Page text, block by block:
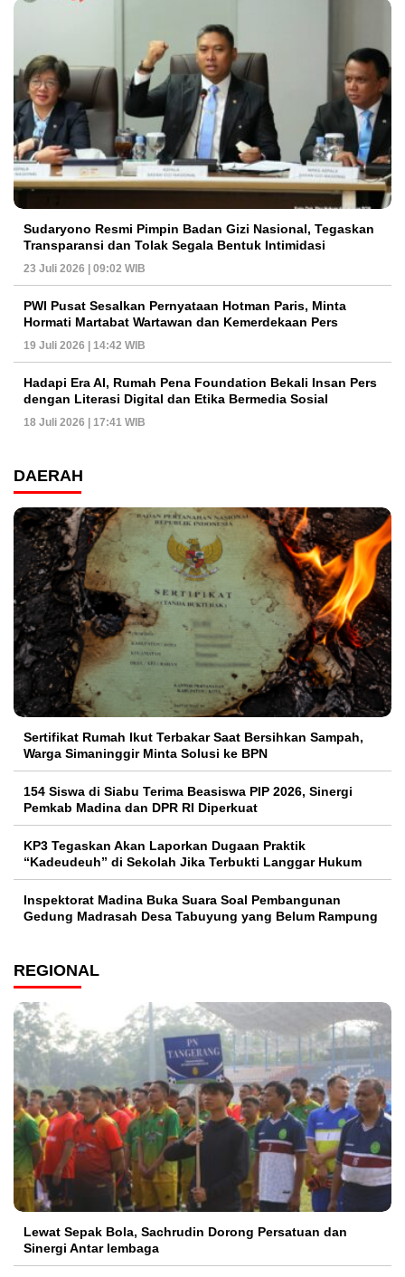
Sudaryono Resmi Pimpin Badan Gizi Nasional, Tegaskan
Transparansi dan Tolak Segala Bentuk Intimidasi
23 Juli 2026 | 09:02 WIB
PWI Pusat Sesalkan Pernyataan Hotman Paris, Minta
Hormati Martabat Wartawan dan Kemerdekaan Pers
19 Juli 2026 | 14:42 WIB
Hadapi Era AI, Rumah Pena Foundation Bekali Insan Pers
dengan Literasi Digital dan Etika Bermedia Sosial
18 Juli 2026 | 17:41 WIB
DAERAH
Sertifikat Rumah Ikut Terbakar Saat Bersihkan Sampah,
Warga Simaninggir Minta Solusi ke BPN
154 Siswa di Siabu Terima Beasiswa PIP 2026, Sinergi
Pemkab Madina dan DPR RI Diperkuat
KP3 Tegaskan Akan Laporkan Dugaan Praktik
“Kadeudeuh” di Sekolah Jika Terbukti Langgar Hukum
Inspektorat Madina Buka Suara Soal Pembangunan
Gedung Madrasah Desa Tabuyung yang Belum Rampung
REGIONAL
Lewat Sepak Bola, Sachrudin Dorong Persatuan dan
Sinergi Antar lembaga